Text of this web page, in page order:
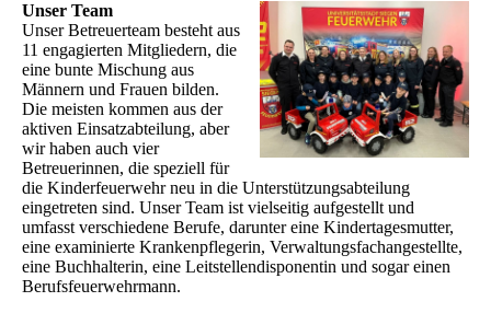
Unser Team
Unser Betreuerteam besteht aus
11 engagierten Mitgliedern, die
eine bunte Mischung aus
Männern und Frauen bilden.
Die meisten kommen aus der
aktiven Einsatzabteilung, aber
wir haben auch vier
Betreuerinnen, die speziell für
die Kinderfeuerwehr neu in die Unterstützungsabteilung
eingetreten sind. Unser Team ist vielseitig aufgestellt und
umfasst verschiedene Berufe, darunter eine Kindertagesmutter,
eine examinierte Krankenpflegerin, Verwaltungsfachangestellte,
eine Buchhalterin, eine Leitstellendisponentin und sogar einen
Berufsfeuerwehrmann.